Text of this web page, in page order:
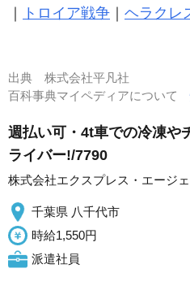
トロイア戦争 ヘラクレ
出典 株式会社平凡社
百科事典マイペディアについて
週払い可・4t車での冷凍や
ライバー!/7790
株式会社エクスプレス・エージ
千葉県 八千代市
時給1,550円
派遣社員